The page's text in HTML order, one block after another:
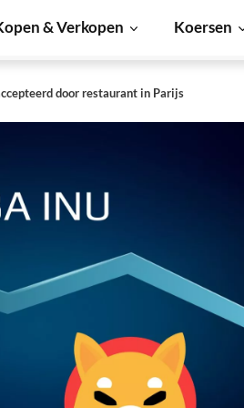
& Verkopen Koersen
door restaurant in Parijs